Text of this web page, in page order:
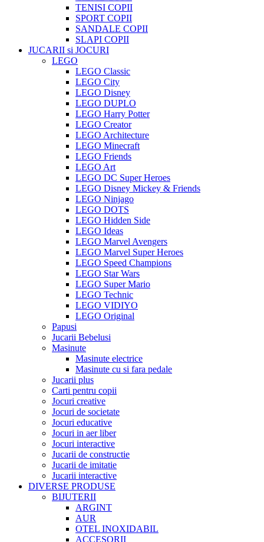
TENISI COPII
SPORT COPII
SANDALE COPII
SLAPI COPII
JUCARII si JOCURI
LEGO
LEGO Classic
LEGO City
LEGO Disney
LEGO DUPLO
LEGO Harry Potter
LEGO Creator
LEGO Architecture
LEGO Minecraft
LEGO Friends
LEGO Art
LEGO DC Super Heroes
LEGO Disney Mickey & Friends
LEGO Ninjago
LEGO DOTS
LEGO Hidden Side
LEGO Ideas
LEGO Marvel Avengers
LEGO Marvel Super Heroes
LEGO Speed Champions
LEGO Star Wars
LEGO Super Mario
LEGO Technic
LEGO VIDIYO
LEGO Original
Papusi
Jucarii Bebelusi
Masinute
Masinute electrice
Masinute cu si fara pedale
Jucarii plus
Carti pentru copii
Jocuri creative
Jocuri de societate
Jocuri educative
Jocuri in aer liber
Jocuri interactive
Jucarii de constructie
Jucarii de imitatie
Jucarii interactive
DIVERSE PRODUSE
BIJUTERII
ARGINT
AUR
OTEL INOXIDABIL
ACCESORII